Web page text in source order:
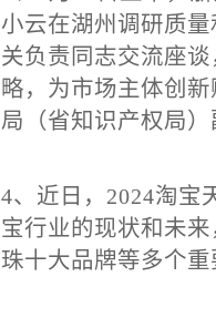
小云在湖州调研质
关负责同志交流座
略，为市场主体创
局（省知识产权局
4、近日， 2024淘宝
宝行业的现状和未
珠十大品牌等多个